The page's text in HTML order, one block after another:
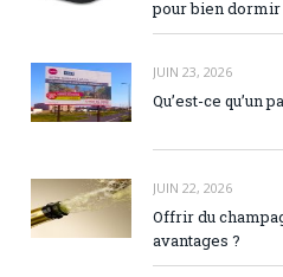
pour bien dormir
JUIN 23, 2026
Qu’est-ce qu’un
JUIN 22, 2026
Offrir du
avantages ?